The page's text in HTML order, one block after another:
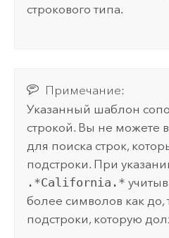
строкового типа.
Примечание:
Указанный шаблон
строкой. Вы не можете
для поиска строк,
подстроки. При
.*California.*
более символов как до,
подстроки, которую